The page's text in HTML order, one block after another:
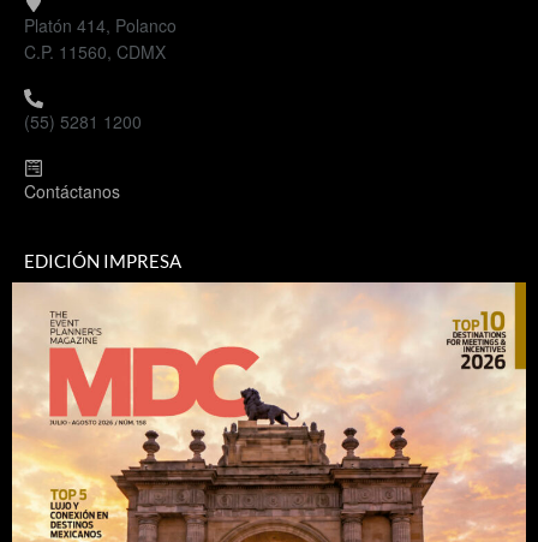
Platón 414, Polanco
C.P. 11560, CDMX
(55) 5281 1200
Contáctanos
EDICIÓN IMPRESA